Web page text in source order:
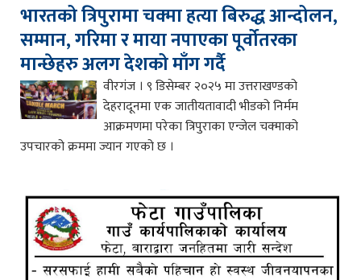
भारतको त्रिपुरामा चक्मा हत्या बिरुद्ध आन्दोलन,
सम्मान, गरिमा र माया नपाएका पूर्वोतरका
मान्छेहरु अलग देशको माँग गर्दै
वीरगंज । ९ डिसेम्बर २०२५ मा उत्तराखण्डको
देहरादूनमा एक जातीयतावादी भीडको निर्मम
आक्रमणमा परेका त्रिपुराका एन्जेल चक्माको
उपचारको क्रममा ज्यान गएको छ ।